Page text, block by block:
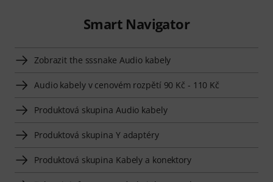
Smart Navigator
Zobrazit the sssnake Audio kabely
Audio kabely v cenovém rozpětí 90 Kč - 110 Kč
Produktová skupina Audio kabely
Produktová skupina Y adaptéry
Produktová skupina Kabely a konektory